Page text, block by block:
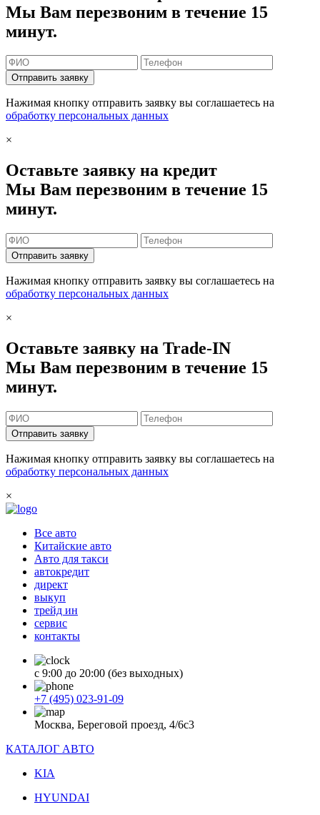
Мы Вам перезвоним в течение 15
минут.
Отправить заявку
Нажимая кнопку отправить заявку вы соглашаетесь на
обработку персональных данных
×
Оставьте заявку на кредит
Мы Вам перезвоним в течение 15
минут.
Отправить заявку
Нажимая кнопку отправить заявку вы соглашаетесь на
обработку персональных данных
×
Оставьте заявку на Trade-IN
Мы Вам перезвоним в течение 15
минут.
Отправить заявку
Нажимая кнопку отправить заявку вы соглашаетесь на
обработку персональных данных
×
Все авто
Китайские авто
Авто для такси
автокредит
директ
выкуп
трейд ин
сервис
контакты
с 9:00 до 20:00 (без выходных)
+7 (495) 023-91-09
Москва, Береговой проезд, 4/6с3
КАТАЛОГ АВТО
KIA
HYUNDAI